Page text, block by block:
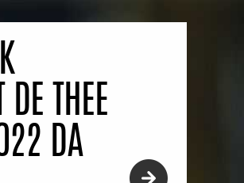
THEE
DA